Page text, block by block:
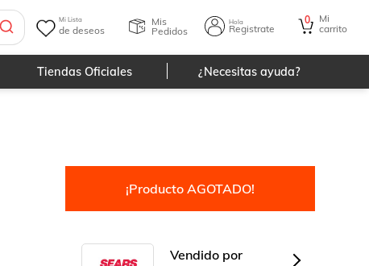
Mi Lista
de deseos
Mis
Pedidos
Hola
Registrate
0
Mi
carrito
Tiendas Oficiales ¿Necesitas ayuda?
¡Producto AGOTADO!
Vendido por